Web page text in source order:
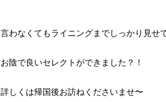
言わなくてもライニングまでしっかり見せ
お陰で良いセレクトができました？！
詳しくは帰国後お訪ねくださいませ〜